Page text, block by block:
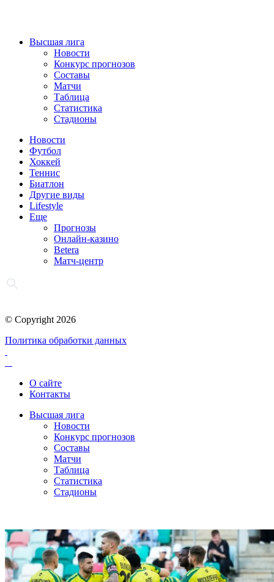
Высшая лига
Новости
Конкурс прогнозов
Составы
Матчи
Таблица
Статистика
Стадионы
Новости
Футбол
Хоккей
Теннис
Биатлон
Другие виды
Lifestyle
Еще
Прогнозы
Онлайн-казино
Betera
Матч-центр
© Copyright 2026
Политика обработки данных
О сайте
Контакты
Высшая лига
Новости
Конкурс прогнозов
Составы
Матчи
Таблица
Статистика
Стадионы